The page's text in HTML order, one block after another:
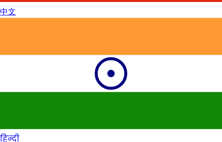
中文
हिन्दी